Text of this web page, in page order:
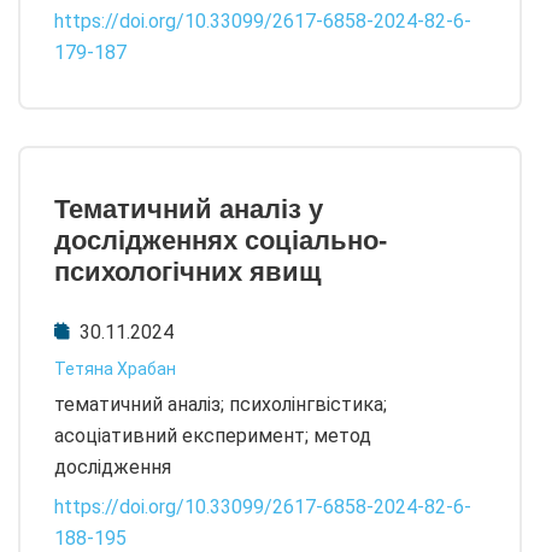
https://doi.org/10.33099/2617-6858-2024-82-6-
179-187
Тематичний аналіз у
дослідженнях соціально-
психологічних явищ
30.11.2024
Тетяна Храбан
тематичний аналіз; психолінгвістика;
асоціативний експеримент; метод
дослідження
https://doi.org/10.33099/2617-6858-2024-82-6-
188-195